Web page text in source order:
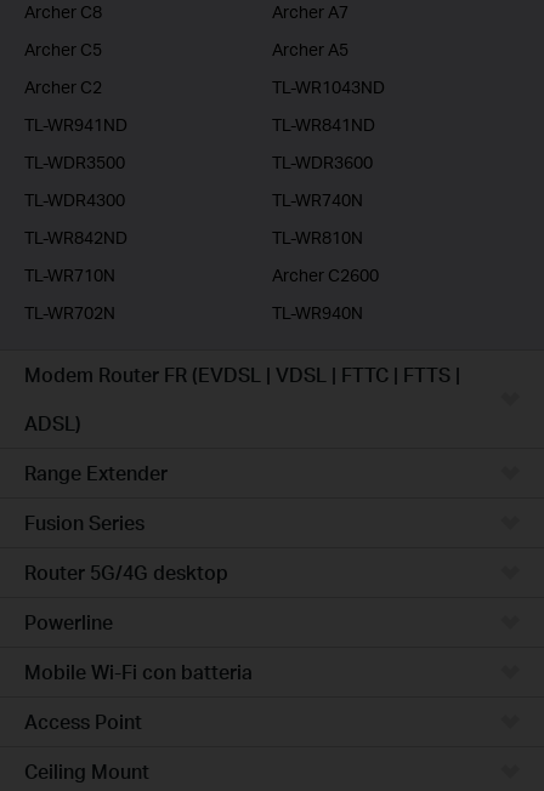
Archer C8
Archer A7
Archer C5
Archer A5
Archer C2
TL-WR1043ND
TL-WR941ND
TL-WR841ND
TL-WDR3500
TL-WDR3600
TL-WDR4300
TL-WR740N
TL-WR842ND
TL-WR810N
TL-WR710N
Archer C2600
TL-WR702N
TL-WR940N
Modem Router FR (EVDSL | VDSL | FTTC | FTTS |
ADSL)
Range Extender
Fusion Series
Router 5G/4G desktop
Powerline
Mobile Wi-Fi con batteria
Access Point
Ceiling Mount